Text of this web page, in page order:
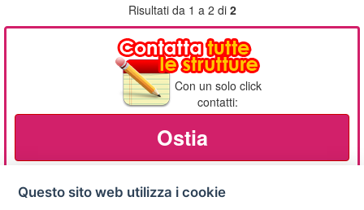
Risultati da 1 a 2 di 2
Con un solo click
contatti:
Ostia
Questo sito web utilizza i cookie